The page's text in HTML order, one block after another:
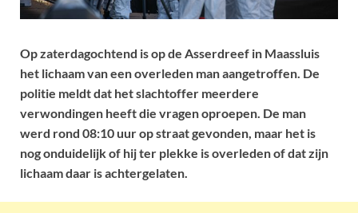
Op zaterdagochtend is op de Asserdreef in Maassluis
het lichaam van een overleden man aangetroffen. De
politie meldt dat het slachtoffer meerdere
verwondingen heeft die vragen oproepen. De man
werd rond 08:10 uur op straat gevonden, maar het is
nog onduidelijk of hij ter plekke is overleden of dat zijn
lichaam daar is achtergelaten.